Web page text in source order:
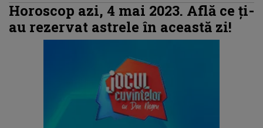
Horoscop azi, 4 mai 2023. Află ce ți-
au rezervat astrele în această zi!